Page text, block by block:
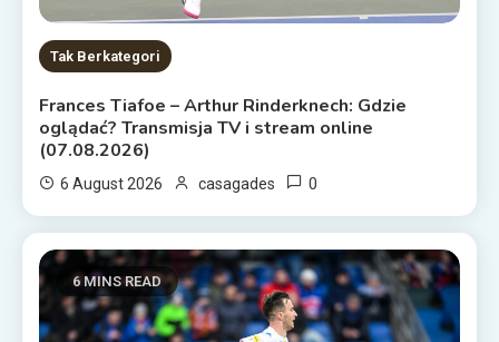
Tak Berkategori
Frances Tiafoe – Arthur Rinderknech: Gdzie
oglądać? Transmisja TV i stream online
(07.08.2026)
6 August 2026 casagades 0
6 MINS READ